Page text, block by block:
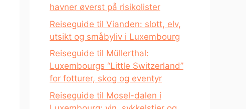
havner øverst på risikolister
Reiseguide til Vianden: slott, elv,
utsikt og småbyliv i Luxembourg
Reiseguide til Müllerthal:
Luxembourgs “Little Switzerland”
for fotturer, skog og eventyr
Reiseguide til Mosel-dalen i